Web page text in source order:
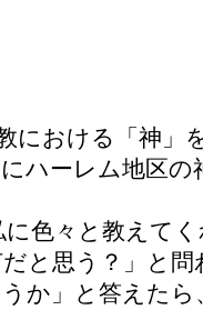
における「神」
ハーレム地区の
色々と教えて
と思う？」と問
か」と答えた